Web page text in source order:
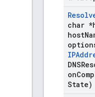
char
host
on
State)